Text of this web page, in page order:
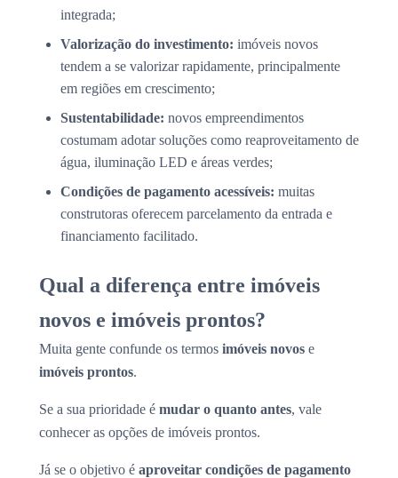
integrada;
Valorização do investimento: imóveis novos
tendem a se valorizar rapidamente, principalmente
em regiões em crescimento;
Sustentabilidade: novos empreendimentos
costumam adotar soluções como reaproveitamento de
água, iluminação LED e áreas verdes;
Condições de pagamento acessíveis: muitas
construtoras oferecem parcelamento da entrada e
financiamento facilitado.
Qual a diferença entre imóveis
novos e imóveis prontos?
Muita gente confunde os termos imóveis novos e
imóveis prontos.
Se a sua prioridade é mudar o quanto antes, vale
conhecer as opções de imóveis prontos.
Já se o objetivo é aproveitar condições de pagamento